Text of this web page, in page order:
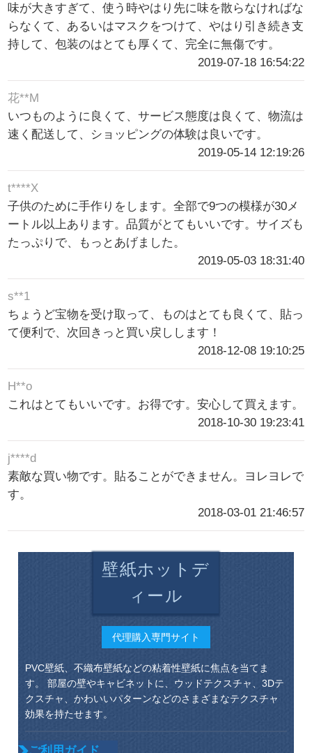
味が大きすぎて、使う時やはり先に味を散らなければな
らなくて、あるいはマスクをつけて、やはり引き続き支
持して、包装のはとても厚くて、完全に無傷です。
2019-07-18 16:54:22
花**M
いつものように良くて、サービス態度は良くて、物流は
速く配送して、ショッピングの体験は良いです。
2019-05-14 12:19:26
t****X
子供のために手作りをします。全部で9つの模様が30メ
ートル以上あります。品質がとてもいいです。サイズも
たっぷりで、もっとあげました。
2019-05-03 18:31:40
s**1
ちょうど宝物を受け取って、ものはとても良くて、貼っ
て便利で、次回きっと買い戻しします！
2018-12-08 19:10:25
H**o
これはとてもいいです。お得です。安心して買えます。
2018-10-30 19:23:41
j****d
素敵な買い物です。貼ることができません。ヨレヨレで
す。
2018-03-01 21:46:57
壁紙ホットデ
ィール
代理購入専門サイト
PVC壁紙、不織布壁紙などの粘着性壁紙に焦点を当てま
す。 部屋の壁やキャビネットに、ウッドテクスチャ、3Dテ
クスチャ、かわいいパターンなどのさまざまなテクスチャ
効果を持たせます。
ご利用ガイド